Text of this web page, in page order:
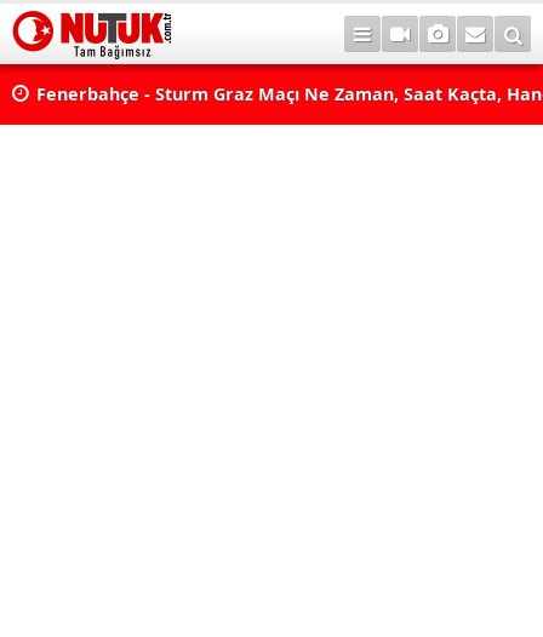
Fenerbahçe - Sturm Graz Maçı Ne Zaman, Saat Kaçta,